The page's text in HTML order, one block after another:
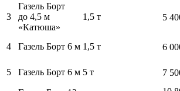
3
Газель Борт
до 4,5 м
«Катюша»
1,5 т 5
4 Газель Борт 6 м 1,5 т 6
5 Газель Борт 6 м 5 т 7